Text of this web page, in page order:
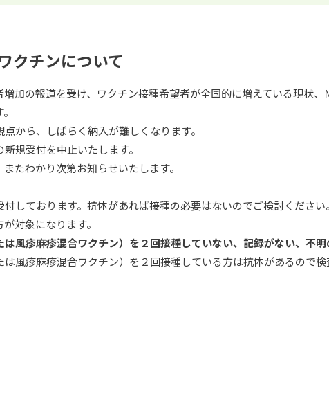
クチンについて
増加の報道を受け、ワクチン接種希望者が全国的に増えている現状
から、しばらく納入が難しくなります。
規受付を中止いたします。
たわかり次第お知らせいたします。
しております。抗体があれば接種の必要はないのでご検討ください。
対象になります。
は風疹麻疹混合ワクチン）を２回接種していない、記録がない、不
は風疹麻疹混合ワクチン）を２回接種している方は抗体があるので